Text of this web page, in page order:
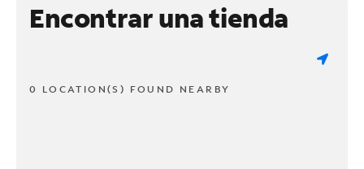
Encontrar una tienda
0 LOCATION(S) FOUND NEARBY